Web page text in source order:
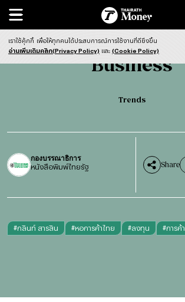
Business Trends
Business
Trends
กองบรรณาธิการ
หนังสือพิมพ์ไทยรัฐ Share
#กลินท์ สารสิน #หอการค้าไทย #ลงทุน #การค้า
- ก + ก
เราใช้คุ้กกี้ เพื่อให้ทุกคนได้ประสบการณ์การใช้งานที่ดียิ่งขึ้น
อ่านเพิ่มเติมคลิก(Privacy Policy) และ (Cookie Policy)